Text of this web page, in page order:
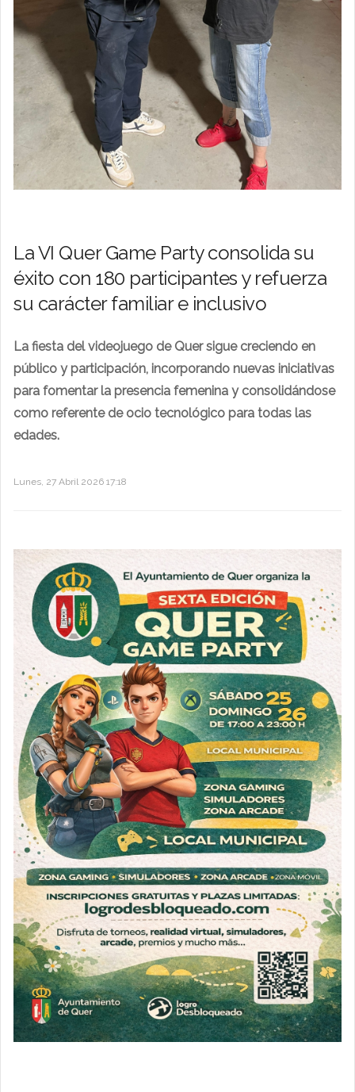
La VI Quer Game Party consolida su
éxito con 180 participantes y refuerza
su carácter familiar e inclusivo
La fiesta del videojuego de Quer sigue creciendo en
público y participación, incorporando nuevas iniciativas
para fomentar la presencia femenina y consolidándose
como referente de ocio tecnológico para todas las
edades.
Lunes, 27 Abril 2026 17:18